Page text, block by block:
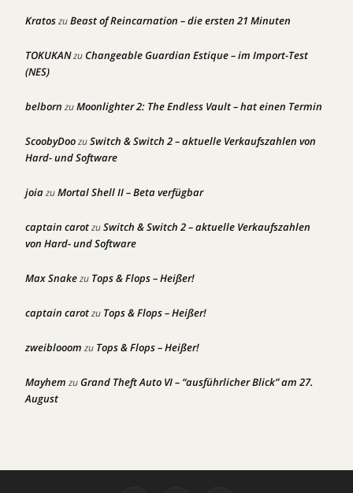
KratoszuBeast of Reincarnation – die ersten 21 Minuten
TOKUKANzuChangeable Guardian Estique – im Import-Test
(NES)
belborn zuMoonlighter 2: The Endless Vault – hat einen Termin
ScoobyDoozuSwitch & Switch 2 – aktuelle Verkaufszahlen von
Hard- und Software
joiazuMortal Shell II – Beta verfügbar
captain carotzuSwitch & Switch 2 – aktuelle Verkaufszahlen
von Hard- und Software
Max Snakezu Tops & Flops – Heißer!
captain carotzu Tops & Flops – Heißer!
zweiblooom zu Tops & Flops – Heißer!
Mayhem zuGrand Theft Auto VI – “ausführlicher Blick” am 27.
August